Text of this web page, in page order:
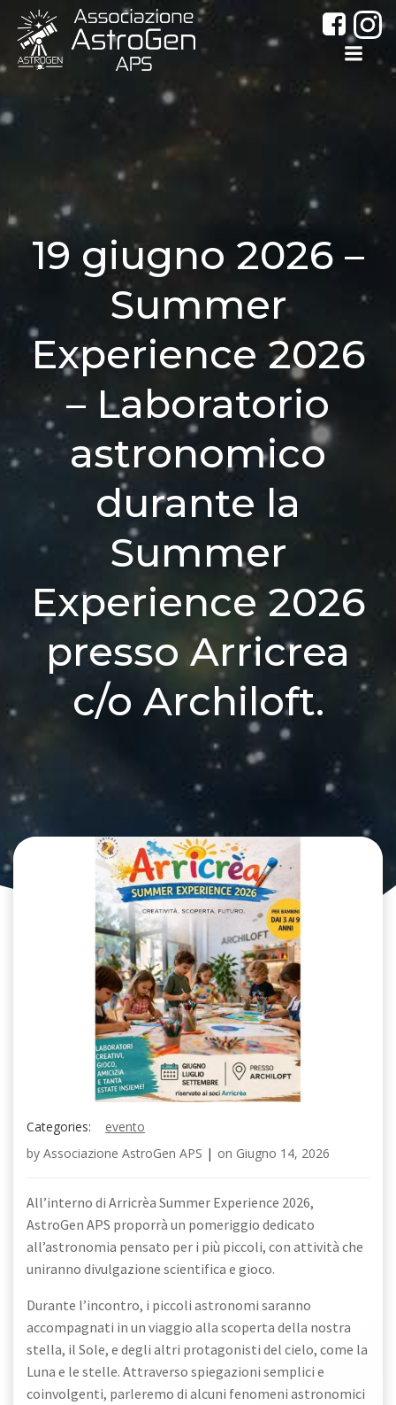
Vai
contenuto
19 giugno 2026 –
Summer
Experience 2026
– Laboratorio
astronomico
durante la
Summer
Experience 2026
presso Arricrea
c/o Archiloft.
Categories:
evento
by Associazione AstroGen APS | on Giugno 14, 2026
All’interno di Arricrèa Summer Experience 2026,
AstroGen APS proporrà un pomeriggio dedicato
all’astronomia pensato per i più piccoli, con attività che
uniranno divulgazione scientifica e gioco.
Durante l’incontro, i piccoli astronomi saranno
accompagnati in un viaggio alla scoperta della nostra
stella, il Sole, e degli altri protagonisti del cielo, come la
Luna e le stelle. Attraverso spiegazioni semplici e
coinvolgenti, parleremo di alcuni fenomeni astronomici